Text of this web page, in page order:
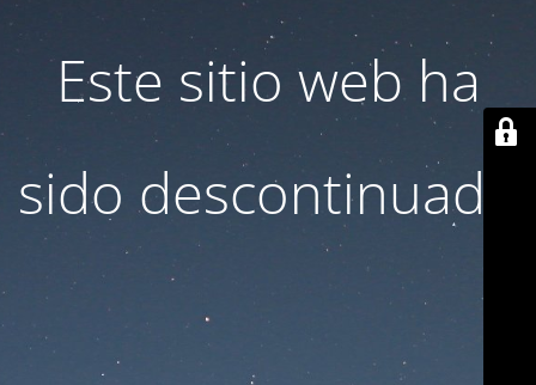
Este sitio web ha
sido descontinuado